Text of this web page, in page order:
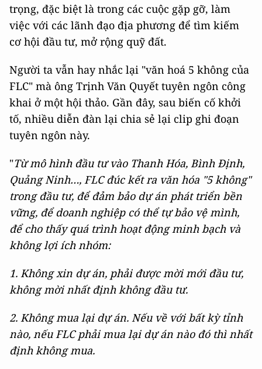
trọng, đặc biệt là trong các cuộc gặp gỡ, làm
việc với các lãnh đạo địa phương để tìm kiếm
cơ hội đầu tư, mở rộng quỹ đất.
Người ta vẫn hay nhắc lại "văn hoá 5 không của
FLC" mà ông Trịnh Văn Quyết tuyên ngôn công
khai ở một hội thảo. Gần đây, sau biến cố khởi
tố, nhiều diễn đàn lại chia sẻ lại clip ghi đoạn
tuyên ngôn này.
"Từ mô hình đầu tư vào Thanh Hóa, Bình Định,
Quảng Ninh…, FLC đúc kết ra văn hóa "5 không"
trong đầu tư, để đảm bảo dự án phát triển bền
vững, để doanh nghiệp có thể tự bảo vệ mình,
để cho thấy quá trình hoạt động minh bạch và
không lợi ích nhóm:
1. Không xin dự án, phải được mời mới đầu tư,
không mời nhất định không đầu tư.
2. Không mua lại dự án. Nếu về với bất kỳ tỉnh
nào, nếu FLC phải mua lại dự án nào đó thì nhất
định không mua.